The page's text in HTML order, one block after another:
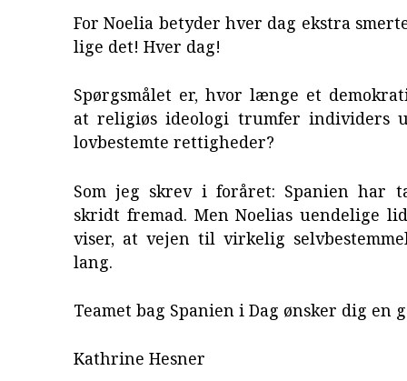
For Noelia betyder hver dag ekstra
lige det! Hver dag!
Spørgsmålet er, hvor længe et
at religiøs ideologi trumfer individers
lovbestemte rettigheder?
Som jeg skrev i foråret: Spanien har
skridt fremad. Men Noelias uendelige
viser, at vejen til virkelig
lang.
Teamet bag Spanien i Dag ønsker dig en
Kathrine Hesner